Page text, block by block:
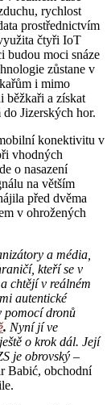
rychlost
prostřednictvím
čtyři IoT
budou moci snáze
zůstane v
i mimo
běžkaři a získat
Jizerských hor.
konektivitu v
vhodných
o nasazení
na větším
před dvěma
v ohrožených
a média,
kteří se v
chtějí v reálném
autentické
pomocí dronů
. Nyní jí ve
o krok dál. Její
je obrovský –
Babić, obchodní